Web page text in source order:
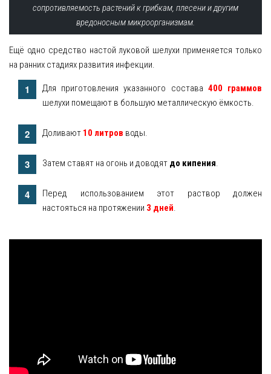
сопротивляемость растений к грибкам, плесени и другим
вредоносным микроорганизмам.
Ещё одно средство настой луковой шелухи применяется только
на ранних стадиях развития инфекции.
Для приготовления указанного состава 400 граммов
шелухи помещают в большую металлическую ёмкость.
Доливают 10 литров воды.
Затем ставят на огонь и доводят до кипения.
Перед использованием этот раствор должен
настояться на протяжении 3 дней.